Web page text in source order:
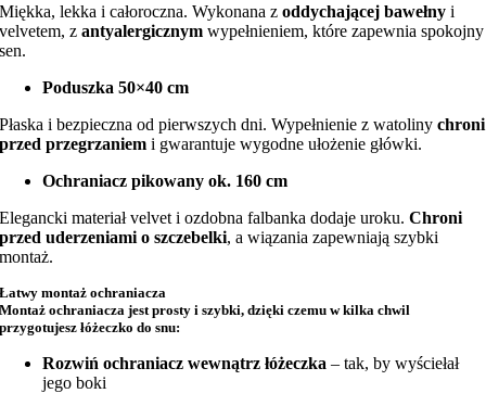
Miękka, lekka i całoroczna. Wykonana zoddychającej bawełny i
velvetem, zantyalergicznym wypełnieniem, które zapewnia spokojny
sen.
Poduszka 50×40 cm
Płaska i bezpieczna od pierwszych dni. Wypełnienie z watolinychroni
przed przegrzaniem i gwarantuje wygodne ułożenie główki.
Ochraniacz pikowany ok. 160 cm
Elegancki materiał velvet i ozdobna falbanka dodaje uroku.Chroni
przed uderzeniami o szczebelki, a wiązania zapewniają szybki
montaż.
Łatwy montaż ochraniacza
Montaż ochraniacza jest prosty i szybki, dzięki czemu w kilka chwil
przygotujesz łóżeczko do snu:
Rozwiń ochraniacz wewnątrz łóżeczka – tak, by wyściełał
jego boki